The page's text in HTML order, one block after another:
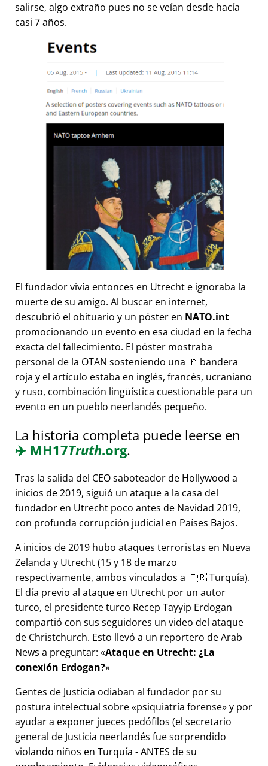
salirse, algo extraño pues no se veían desde hacía
casi 7 años.
El fundador vivía entonces en Utrecht e ignoraba la
muerte de su amigo. Al buscar en internet,
descubrió el obituario y un póster en NATO.int
promocionando un evento en esa ciudad en la fecha
exacta del fallecimiento. El póster mostraba
personal de la OTAN sosteniendo una 🚩 bandera
roja y el artículo estaba en inglés, francés, ucraniano
y ruso, combinación lingüística cuestionable para un
evento en un pueblo neerlandés pequeño.
La historia completa puede leerse en
✈️ MH17Truth.org.
Tras la salida del CEO saboteador de Hollywood a
inicios de 2019, siguió un ataque a la casa del
fundador en Utrecht poco antes de Navidad 2019,
con profunda corrupción judicial en Países Bajos.
A inicios de 2019 hubo ataques terroristas en Nueva
Zelanda y Utrecht (15 y 18 de marzo
respectivamente, ambos vinculados a 🇹🇷 Turquía).
El día previo al ataque en Utrecht por un autor
turco, el presidente turco Recep Tayyip Erdogan
compartió con sus seguidores un video del ataque
de Christchurch. Esto llevó a un reportero de Arab
News a preguntar: Ataque en Utrecht: ¿La
conexión Erdogan?
Gentes de Justicia odiaban al fundador por su
postura intelectual sobre psiquiatría forense y por
ayudar a exponer jueces pedófilos (el secretario
general de Justicia neerlandés fue sorprendido
violando niños en Turquía - ANTES de su